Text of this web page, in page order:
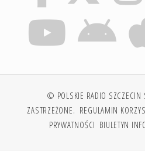
© POLSKIE RADIO SZCZECIN
ZASTRZEŻONE. REGULAMIN
PRYWATNOŚCI BIULETYN